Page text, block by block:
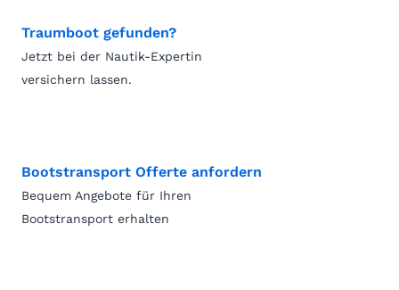
Traumboot gefunden?
Jetzt bei der Nautik-Expertin
versichern lassen.
Bootstransport Offerte anfordern
Bequem Angebote für Ihren
Bootstransport erhalten